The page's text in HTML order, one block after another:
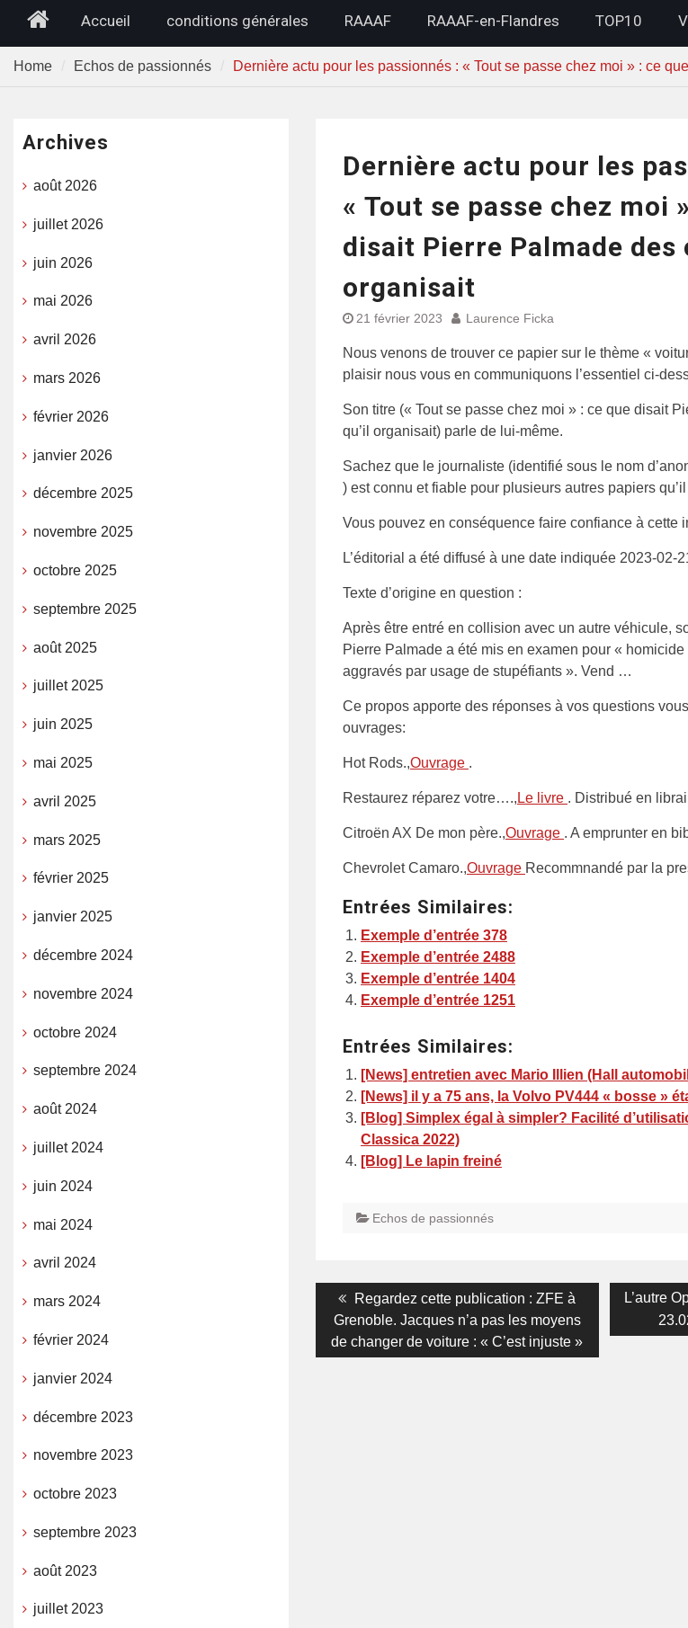
HomeAccueil conditions générales RAAAF RAAAF-en-Flandres TOP10
Home Echos de passionnés Dernière actu pour les passionnés : « Tout se passe chez moi » : ce
Dernière actu pour les
« Tout se passe chez moi
disait Pierre Palmade des
organisait
21 février 2023 Laurence Ficka
Nous venons de trouver ce papier sur le thème «
plaisir nous vous en communiquons l’essentiel ci-
Son titre (« Tout se passe chez moi » : ce que disait
qu’il organisait) parle de lui-même.
Sachez que le journaliste (identifié sous le nom
) est connu et fiable pour plusieurs autres papiers
Vous pouvez en conséquence faire confiance à cette
L’éditorial a été diffusé à une date indiquée 2023-02-
Texte d’origine en question :
Après être entré en collision avec un autre véhicule,
Pierre Palmade a été mis en examen pour «
aggravés par usage de stupéfiants ». Vend …
Ce propos apporte des réponses à vos questions
ouvrages:
Hot Rods.,Ouvrage .
Restaurez réparez votre…., Le livre . Distribué en
Citroën AX De mon père.,Ouvrage . A emprunter en
Chevrolet Camaro.,Ouvrage Recommnandé par la
Entrées Similaires:
Exemple d’entrée 378
Exemple d’entrée 2488
Exemple d’entrée 1404
Exemple d’entrée 1251
Entrées Similaires:
[News] entretien avec Mario Illien (Hall
[News] il y a 75 ans, la Volvo PV444 « bosse »
[Blog] Simplex égal à simpler? Facilité
Classica 2022)
[Blog] Le lapin freiné
Echos de passionnés
Navigation
de
l’article
Previous
post:
Regardez cette publication : ZFE à
Grenoble. Jacques n’a pas les moyens
de changer de voiture : « C’est injuste »
Next
L’autre
Archives
août 2026
juillet 2026
juin 2026
mai 2026
avril 2026
mars 2026
février 2026
janvier 2026
décembre 2025
novembre 2025
octobre 2025
septembre 2025
août 2025
juillet 2025
juin 2025
mai 2025
avril 2025
mars 2025
février 2025
janvier 2025
décembre 2024
novembre 2024
octobre 2024
septembre 2024
août 2024
juillet 2024
juin 2024
mai 2024
avril 2024
mars 2024
février 2024
janvier 2024
décembre 2023
novembre 2023
octobre 2023
septembre 2023
août 2023
juillet 2023